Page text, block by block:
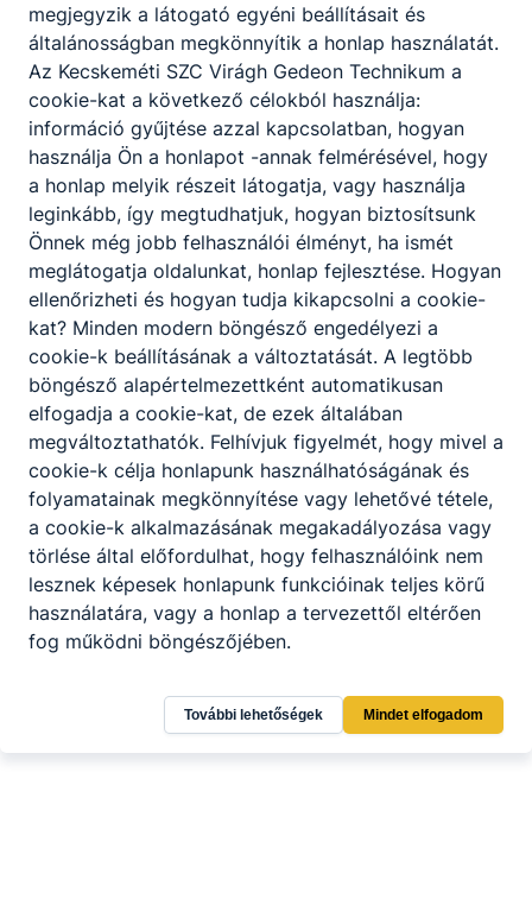
megjegyzik a látogató egyéni beállításait és
általánosságban megkönnyítik a honlap használatát.
Az Kecskeméti SZC Virágh Gedeon Technikum a
cookie-kat a következő célokból használja:
információ gyűjtése azzal kapcsolatban, hogyan
használja Ön a honlapot -annak felmérésével, hogy
a honlap melyik részeit látogatja, vagy használja
leginkább, így megtudhatjuk, hogyan biztosítsunk
Önnek még jobb felhasználói élményt, ha ismét
meglátogatja oldalunkat, honlap fejlesztése. Hogyan
ellenőrizheti és hogyan tudja kikapcsolni a cookie-
kat? Minden modern böngésző engedélyezi a
cookie-k beállításának a változtatását. A legtöbb
böngésző alapértelmezettként automatikusan
elfogadja a cookie-kat, de ezek általában
megváltoztathatók. Felhívjuk figyelmét, hogy mivel a
cookie-k célja honlapunk használhatóságának és
folyamatainak megkönnyítése vagy lehetővé tétele,
a cookie-k alkalmazásának megakadályozása vagy
törlése által előfordulhat, hogy felhasználóink nem
lesznek képesek honlapunk funkcióinak teljes körű
használatára, vagy a honlap a tervezettől eltérően
fog működni böngészőjében.
További lehetőségek Mindet elfogadom